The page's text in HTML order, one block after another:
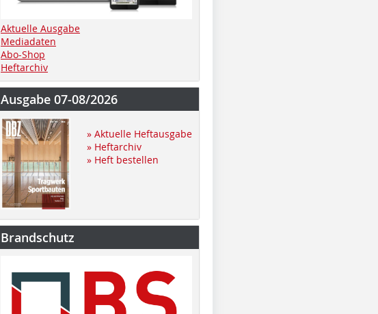
Aktuelle Ausgabe
Mediadaten
Abo-Shop
Heftarchiv
Ausgabe 07-08/2026
» Aktuelle Heftausgabe
» Heftarchiv
» Heft bestellen
Brandschutz